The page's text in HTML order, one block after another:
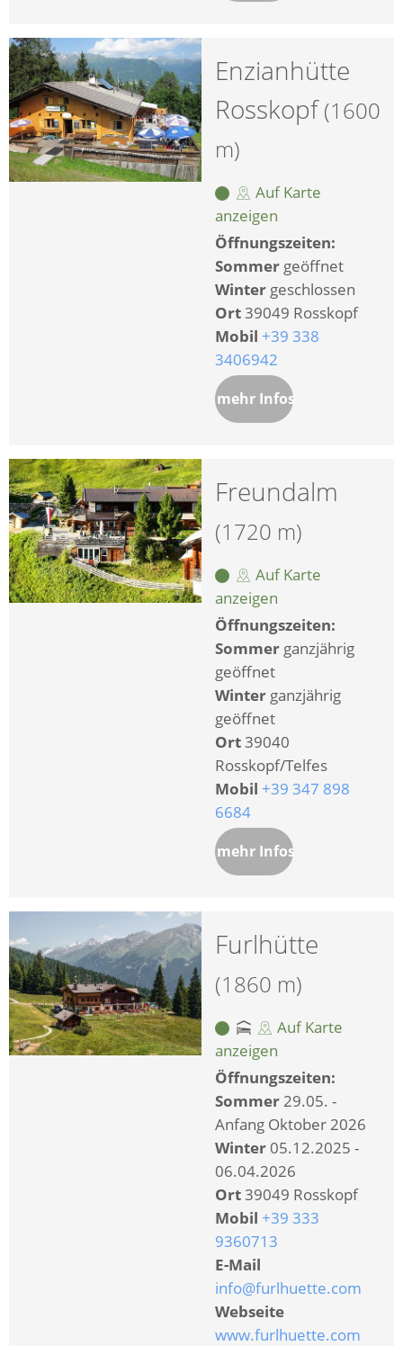
Enzianhütte
Rosskopf(1600
m)
Auf Karte
anzeigen
Öffnungszeiten:
Sommer geöffnet
Winter geschlossen
Ort39049 Rosskopf
Mobil +39 338
3406942
mehr Infos
Freundalm
(1720 m)
Auf Karte
anzeigen
Öffnungszeiten:
Sommer ganzjährig
geöffnet
Winter ganzjährig
geöffnet
Ort39040
Rosskopf/Telfes
Mobil +39 347 898
6684
mehr Infos
Furlhütte
(1860 m)
Auf Karte
anzeigen
Öffnungszeiten:
Sommer 29.05. -
Anfang Oktober 2026
Winter 05.12.2025 -
06.04.2026
Ort39049 Rosskopf
Mobil +39 333
9360713
E-Mail
info@furlhuette.com
Webseite
www.furlhuette.com